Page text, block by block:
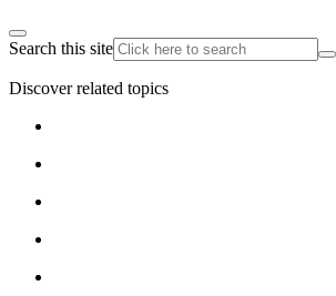
Search this site
Discover related topics